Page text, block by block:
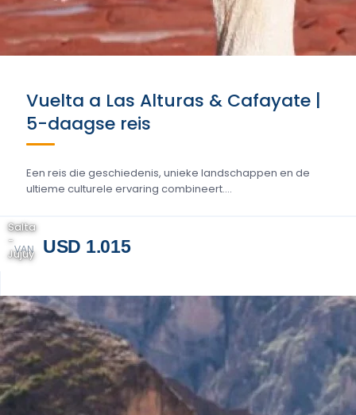
Vuelta a Las Alturas & Cafayate |
5-daagse reis
Een reis die geschiedenis, unieke landschappen en de
ultieme culturele ervaring combineert....
VAN USD 1.015
Salta
-
Jujuy